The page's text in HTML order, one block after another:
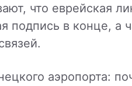
что еврейская
подпись в конце, а
аэропорта: